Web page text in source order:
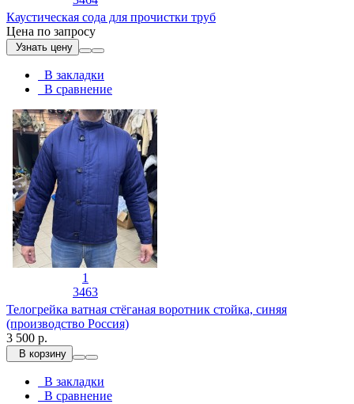
Каустическая сода для прочистки труб
Цена по запросу
Узнать цену
В закладки
В сравнение
1
3463
Телогрейка ватная стёганая воротник стойка, синяя
(производство Россия)
3 500 р.
В корзину
В закладки
В сравнение